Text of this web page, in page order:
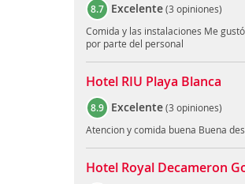
8.7 Excelente(3 opiniones)
Comida y las instalaciones Me
por parte del personal
Hotel RIU Playa Blanca
8.9 Excelente(3 opiniones)
Atencion y comida buena Buena
Hotel Royal Decameron